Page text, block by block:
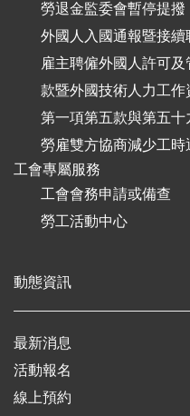
勞退金監委會暫停提撥
外國人入國通報暨接續
雇主聘僱外國人許可
款暨外國技術人力工
第一項第五款與第五
勞雇雙方協商減少工時
工會專屬服務
工會會務申請或備查
勞工活動中心
動態資訊
最新消息
活動報名
線上預約